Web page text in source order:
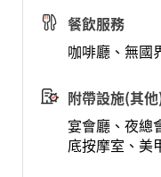
餐飲服務
咖啡廳、無國
附帶設施(其
宴會廳、夜總
底按摩室、美